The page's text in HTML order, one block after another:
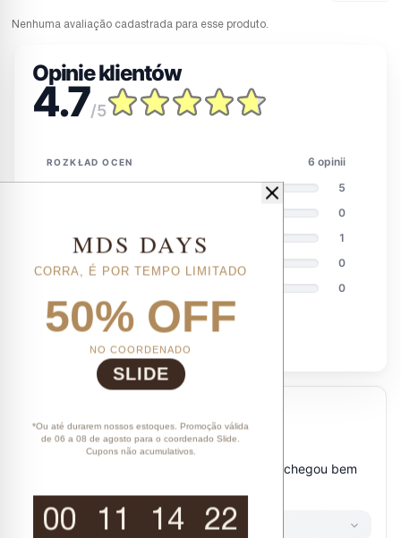
Nenhuma avaliação cadastrada para esse produto.
MDS DAYS
CORRA, É POR TEMPO LIMITADO
50% OFF
NO COORDENADO
SLIDE
*Ou até durarem nossos estoques. Promoção válida
de 06 a 08 de agosto para o coordenado Slide.
Cupons não acumulativos.
00 11 14 21